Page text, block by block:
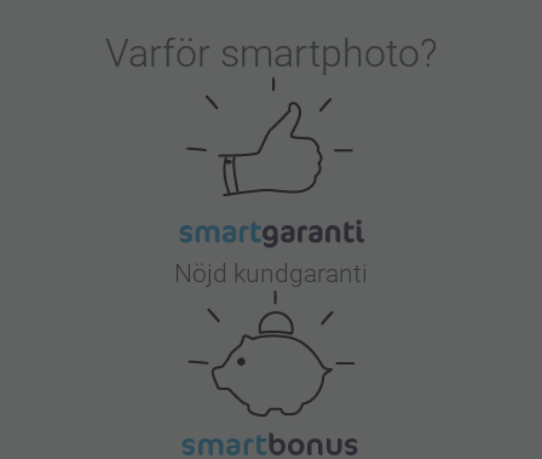
Varför smartphoto?
Nöjd kundgaranti